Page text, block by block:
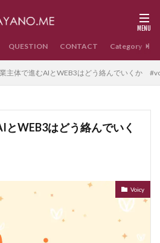
QUESTION CONTACT Category
主体で進むAIとWEB3はどう絡んでいくか
とWEB3はどう絡んでいく
Voicy